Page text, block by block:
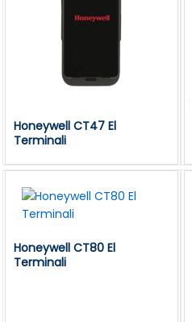
Honeywell CT47 El
Terminali
Honeywell CT80 El
Terminali